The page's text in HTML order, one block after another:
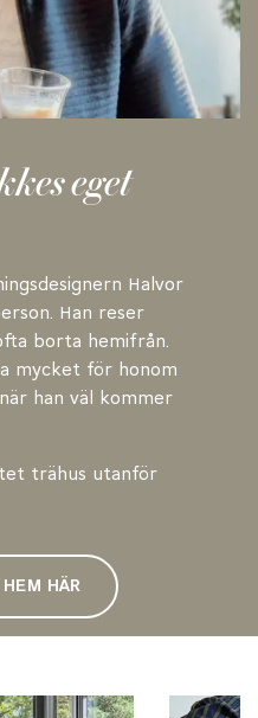
eget
Halvor
Han reser
borta hemifrån.
mycket för honom
han väl kommer
trähus utanför
HÄR